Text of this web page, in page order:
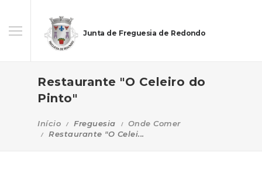
Junta de Freguesia de Redondo
Restaurante "O Celeiro do
Pinto"
Início Freguesia
Onde Comer
Restaurante "O Celei...